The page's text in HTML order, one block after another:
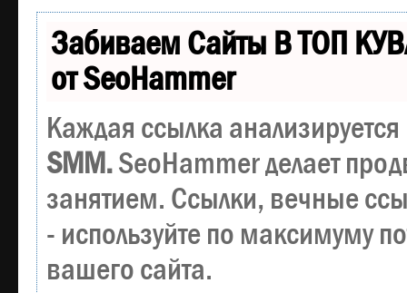
Забиваем Сайты В ТОП
от SeoHammer
Каждая ссылка
SMM.SeoHammer делает
занятием. Ссылки, вечные
- используйте по максимуму
вашего сайта.